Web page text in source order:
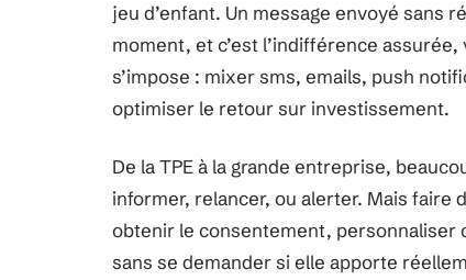
jeu d’enfant. Un message envoyé sans
moment, et c’est l’indifférence
s’impose : mixer sms, emails, push
optimiser le retour sur investissement.
De la TPE à la grande entreprise,
informer, relancer, ou alerter. Mais faire
obtenir le consentement, personnaliser
sans se demander si elle apporte